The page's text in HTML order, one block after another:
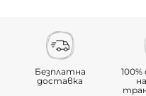
Безплатна
доставка